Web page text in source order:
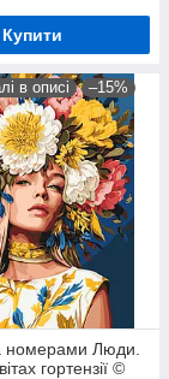
Купити
в описі –15%
номерами Люди.
гортензії ©